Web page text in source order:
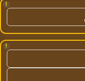
!
!